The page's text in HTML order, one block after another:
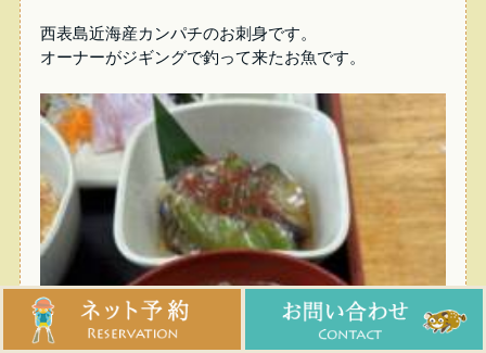
西表島近海産カンパチのお刺身です。
オーナーがジギングで釣って来たお魚です。